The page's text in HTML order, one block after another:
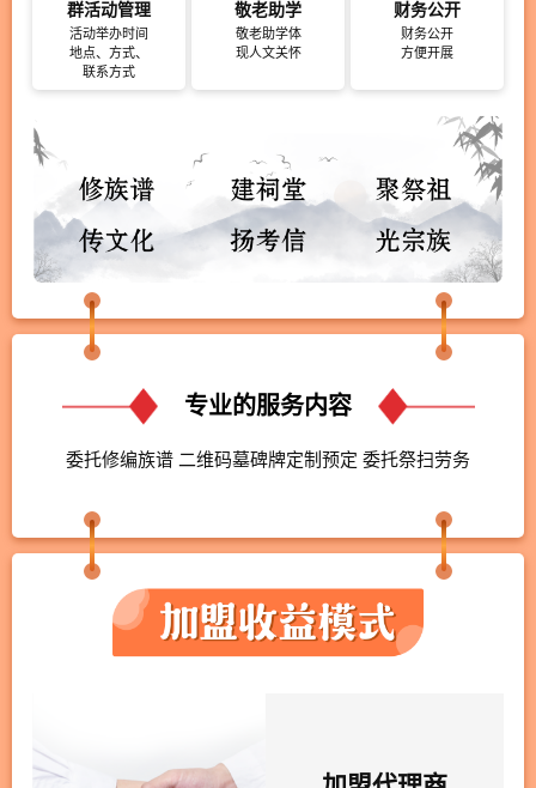
群活动管理
活动举办时间
地点、方式、
联系方式
敬老助学
敬老助学体
现人文关怀
财务公开
财务公开
方便开展
专业的服务内容
委托修编族谱 二维码墓碑牌定制预定 委托祭扫劳务